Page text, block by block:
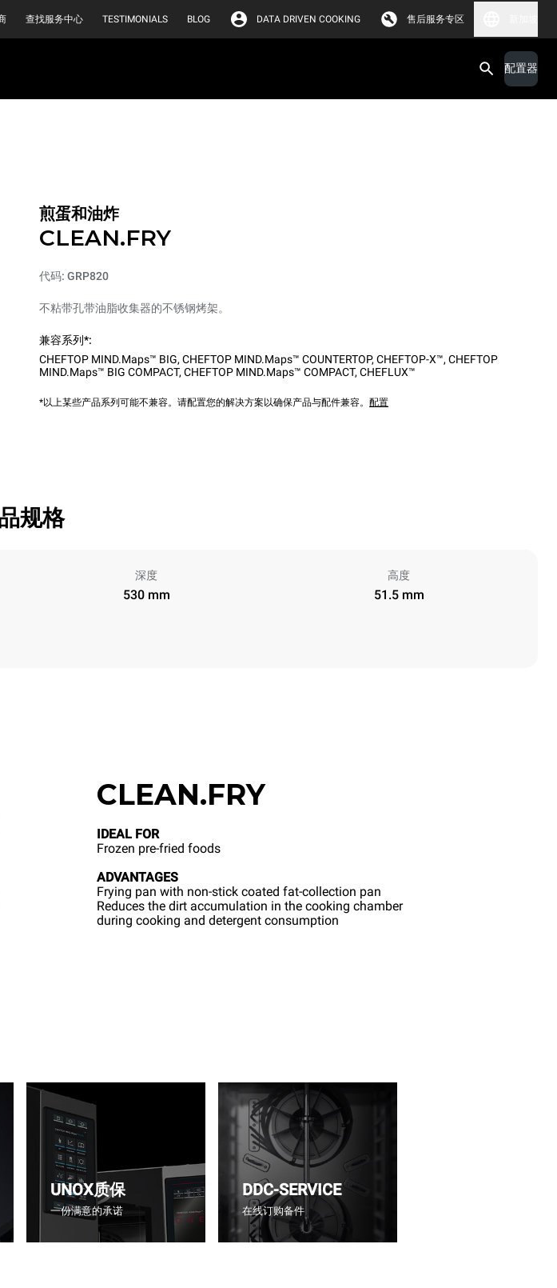
查找服务中心 TESTIMONIALS BLOG DATA DRIVEN COOKING 售后服务专区
配置器
煎蛋和油炸
CLEAN.FRY
代码: GRP820
不粘带孔带油脂收集器的不锈钢烤架。
兼容系列*:
CHEFTOP MIND.Maps™ BIG, CHEFTOP MIND.Maps™ COUNTERTOP, CHEFTOP-X™, CHEFTOP
MIND.Maps™ BIG COMPACT, CHEFTOP MIND.Maps™ COMPACT, CHEFLUX™
*以上某些产品系列可能不兼容。请配置您的解决方案以确保产品与配件兼容。 配置
规格
深度
530 mm
高度
51.5 mm
CLEAN.FRY
IDEAL FOR
Frozen pre-fried foods
ADVANTAGES
Frying pan with non-stick coated fat-collection pan
Reduces the dirt accumulation in the cooking chamber
during cooking and detergent consumption
UNOX质保
一份满意的承诺
DDC-SERVICE
在线订购备件